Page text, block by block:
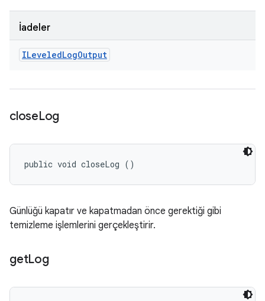
İadeler
ILeveledLogOutput
closeLog
public void closeLog ()
Günlüğü kapatır ve kapatmadan önce gerektiği gibi
temizleme işlemlerini gerçekleştirir.
getLog